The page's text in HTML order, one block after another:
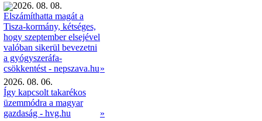
2026. 08. 08.
Elszámíthatta magát a
Tisza-kormány, kétséges,
hogy szeptember elsejével
valóban sikerül bevezetni
a gyógyszeráfa-
csökkentést - nepszava.hu»
2026. 08. 06.
Így kapcsolt takarékos
üzemmódra a magyar
gazdaság - hvg.hu
»